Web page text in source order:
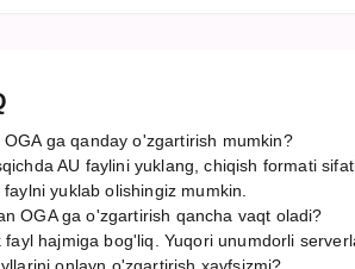
OGA ga qanday o'zgartirish mumkin?
AU faylini yuklang, chiqish formati
faylni yuklab olishingiz mumkin.
OGA ga o'zgartirish qancha vaqt oladi?
fayl hajmiga bog'liq. Yuqori unumdorli